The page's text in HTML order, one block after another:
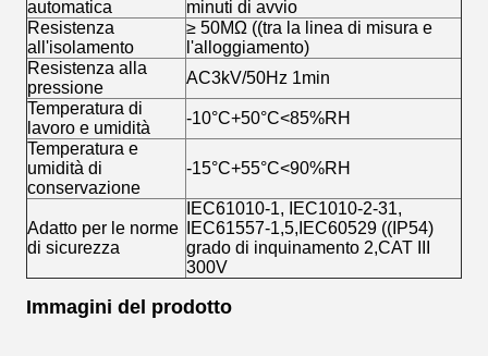
automatica
minuti di avvio
Resistenza
all'isolamento
≥ 50MΩ ((tra la linea di misura e
l'alloggiamento)
Resistenza alla
pressione
AC3kV/50Hz 1min
Temperatura di
lavoro e umidità
-10°C+50°C<85%RH
Temperatura e
umidità di
conservazione
-15°C+55°C<90%RH
Adatto per le norme
di sicurezza
IEC61010-1, IEC1010-2-31,
IEC61557-1,5,IEC60529 ((IP54)
grado di inquinamento 2,CAT III
300V
Immagini del prodotto